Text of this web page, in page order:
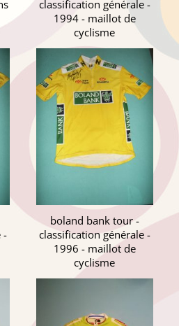
classification générale -
1994 - maillot de
cyclisme
-
boland bank tour -
classification générale -
1996 - maillot de
cyclisme